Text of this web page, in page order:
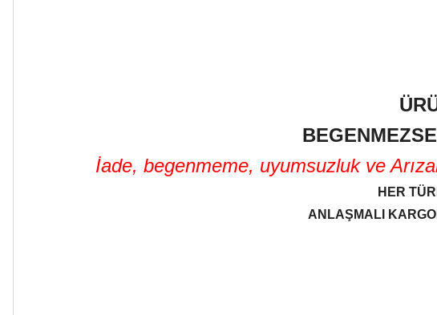
İade, begenmeme, uyumsuzluk ve
HER
ANLAŞMALI